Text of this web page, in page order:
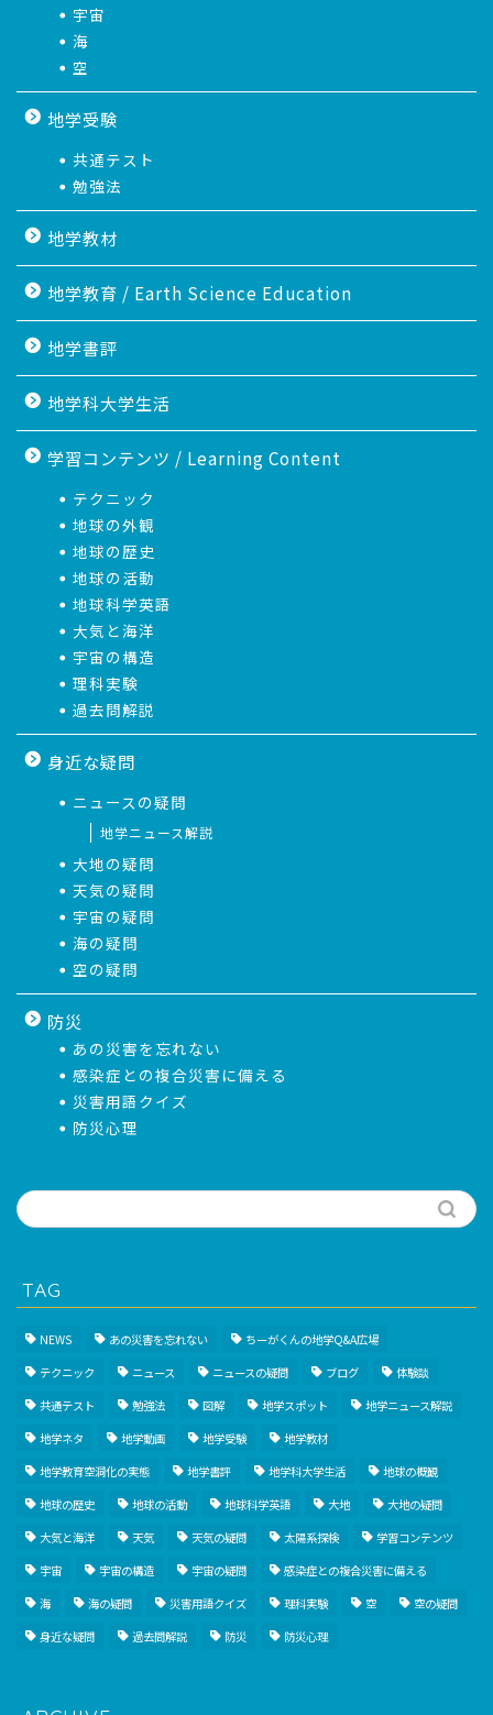
宇宙
海
空
地学受験
共通テスト
勉強法
地学教材
地学教育 / Earth Science Education
地学書評
地学科大学生活
学習コンテンツ / Learning Content
テクニック
地球の外観
地球の歴史
地球の活動
地球科学英語
大気と海洋
宇宙の構造
理科実験
過去問解説
身近な疑問
ニュースの疑問
地学ニュース解説
大地の疑問
天気の疑問
宇宙の疑問
海の疑問
空の疑問
防災
あの災害を忘れない
感染症との複合災害に備える
災害用語クイズ
防災心理
TAG
NEWS あの災害を忘れない
ちーがくんの地学Q&A広場
テクニック
ニュース ニュースの疑問 ブログ
体験談
共通テスト
勉強法 図解 地学スポット
地学ニュース解説
地学ネタ
地学動画 地学受験
地学教材
地学教育空洞化の実態
地学書評 地学科大学生活
地球の概観
地球の歴史
地球の活動 地球科学英語 大地
大地の疑問
大気と海洋
天気 天気の疑問 太陽系探検
学習コンテンツ
宇宙
宇宙の構造 宇宙の疑問
感染症との複合災害に備える
海
海の疑問 災害用語クイズ 理科実験 空
空の疑問
身近な疑問
過去問解説 防災 防災心理